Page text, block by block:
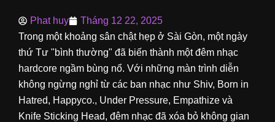
Phat huy
Tháng 12 22, 2025
Trong một khoảng sân chật hẹp ở Sài Gòn, một ngày
thứ Tư "bình thường" đã biến thành một đêm nhạc
hardcore ngầm bùng nổ. Với những màn trình diễn
không ngừng nghỉ từ các ban nhạc như Shiv, Born in
Hatred, Happyco., Under Pressure, Empathize và
Knife Sticking Head, đêm nhạc đã xóa bỏ không gian